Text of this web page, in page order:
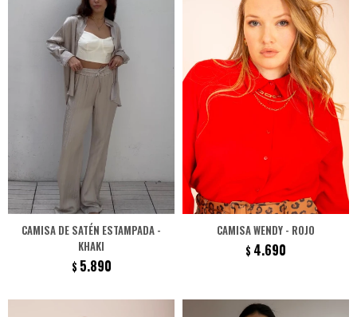
CAMISA DE SATÉN ESTAMPADA -
KHAKI
$ 5.890
CAMISA WENDY - ROJO
$ 4.690